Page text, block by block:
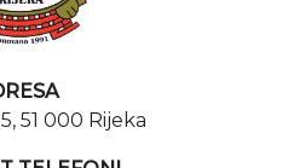
51 000 Rijeka